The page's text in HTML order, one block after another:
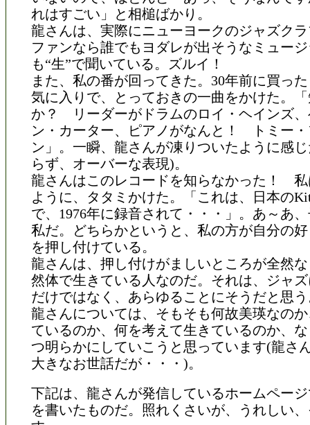
れはすごい」と相槌ばかり。
龍さんは、実際にニューヨークのジャズク
ファンなら誰でもヨダレが出そうなミュー
も“生”で聞いている。ズルイ！
また、私の番が回ってきた。30年前に買っ
気に入りで、とっておきの一曲をかけた。
か？ リーダーがドラムのロイ・ヘインズ
ン・カーター、ピアノがなんと！ トミー
ン」。一瞬、龍さんが凍りついたように感
らず、オーバーな表現)。
龍さんはこのレコードを知らなかった！
ように、タタミかけた。「これは、日本の
で、1976年に録音されて・・・」。あ～あ
私だ。どちらかというと、私の方が自分の
を押し付けている。
龍さんは、押し付けがましいところが全然
然体で生きている人なのだ。それは、ジャ
だけではなく、あらゆることにそうだと思
龍さんについては、そもそも何故美瑛なの
ているのか、何を考えて生きているのか、
つ明らかにしていこうと思っています(龍さ
大きなお世話だが・・・)。
下記は、龍さんが発信しているホームペー
を書いたものだ。照れくさいが、うれしい